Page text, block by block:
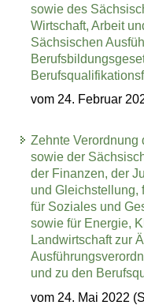
sowie des
Wirtschaft, Arbeit
Sächsischen
vom 24. Februar
Zehnte Verordnung
sowie der
der Finanzen, der
und Gleichstellung,
für Soziales und
sowie für Energie,
Landwirtschaft zur
und zu den
vom 24. Mai 2022